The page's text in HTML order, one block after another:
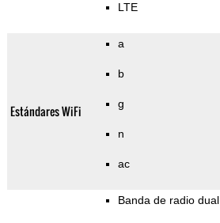
LTE
Estándares WiFi
a
b
g
n
ac
Banda de radio dual